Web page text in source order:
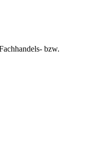
bzw.